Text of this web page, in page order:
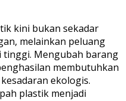
kini bukan sekadar
melainkan peluang
Mengubah barang
membutuhkan
ekologis.
plastik menjadi